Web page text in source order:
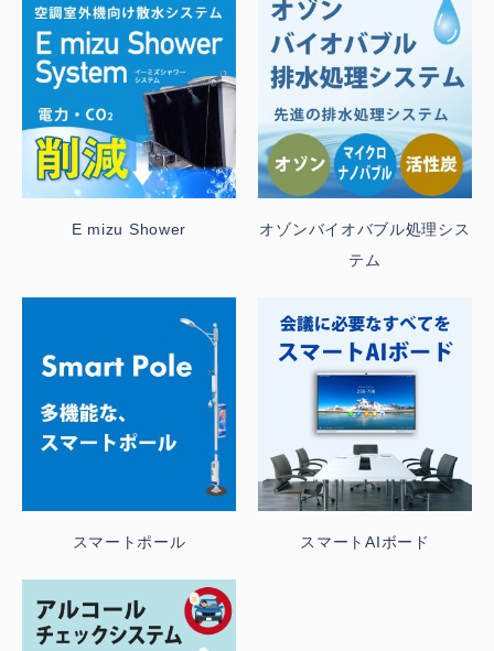
E mizu Shower
オゾンバイオバブル処理シス
テム
スマートポール スマートAIボード